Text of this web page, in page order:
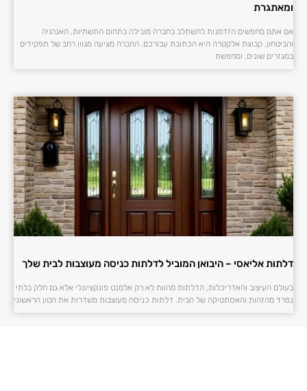
ומאתגרת
אם אתם מחפשים הזדמנות להשתלב בחברה מובילה בתחום התשתיות, האנרגיה
והביטחון, קבוצת אלקטרה היא הכתובת עבורכם. החברה מציעה מגוון רחב של תפקידים
במגזרים שונים, ומחפשת
דלתות אליאסי – היבואן המוביל לדלתות כניסה מעוצבות לבית שלך
בעולם העיצוב והאדריכלות, הדלתות מהוות לא רק אלמנט פונקציונלי אלא גם חלק בלתי
נפרד מהזהות והאסתטיקה של הבית. דלתות כניסה מעוצבות משדרות את הטון הראשוני